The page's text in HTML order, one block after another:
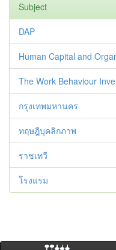
Subject
DAP
Human Capital and
The Work Behaviour
กรุงเทพมหานคร
ทฤษฎีบุคลิกภาพ
ราชเทวี
โรงแรม